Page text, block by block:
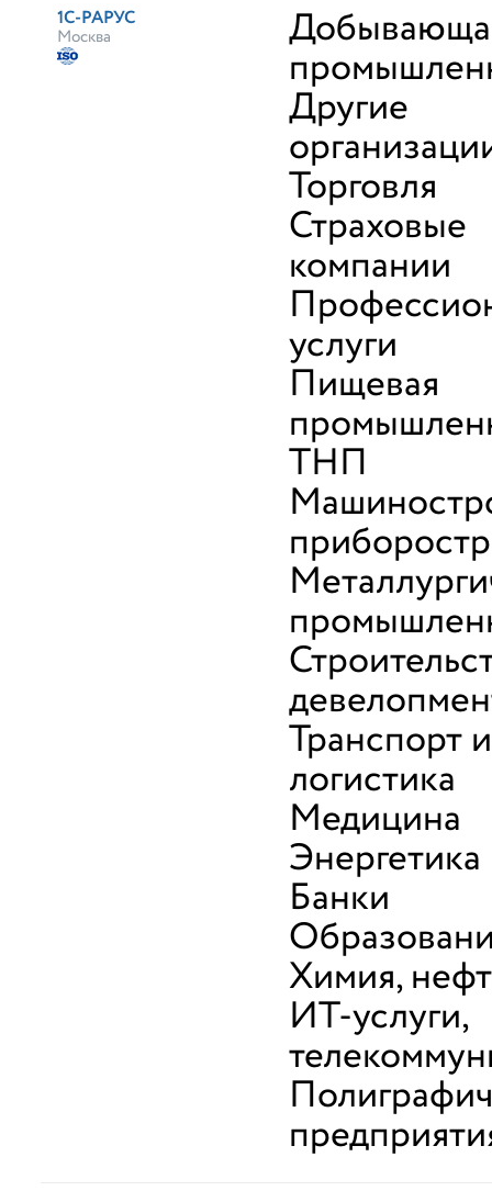
1С-РАРУС
Москва
Другие
Торговля
Страховые
компании
услуги
Пищевая
ТНП
Транспорт и
логистика
Медицина
Энергетика
Банки
Химия,
ИТ-услуги,